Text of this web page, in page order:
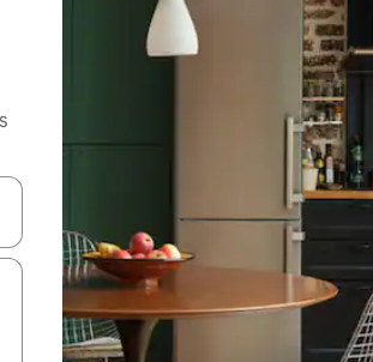
le haut et vers le bas pour les parcourir